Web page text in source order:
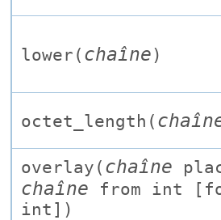
lower( chaîne)
octet_length(
overlay( chaîne
chaîne from int [
int ])